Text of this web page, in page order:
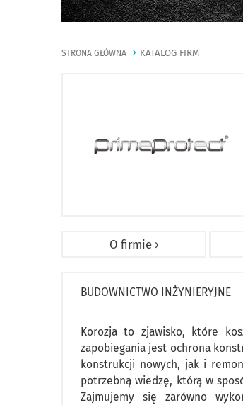
STRONA GŁÓWNA KATALOG FIRM
O firmie ›
BUDOWNICTWO INŻYNIERYJNE
Korozja to zjawisko, które
zapobiegania jest ochrona
konstrukcji nowych, jak i
potrzebną wiedzę, którą w
Zajmujemy się zarówno